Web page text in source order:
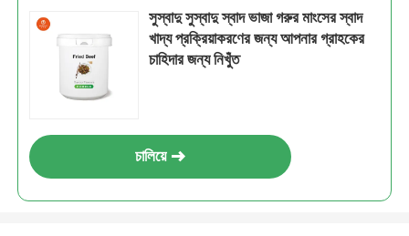
সুস্বাদু সুস্বাদু স্বাদ ভাজা গরুর মাংসের স্বাদ
খাদ্য প্রক্রিয়াকরণের জন্য আপনার গ্রাহকের
চাহিদার জন্য নিখুঁত
চালিয়ে